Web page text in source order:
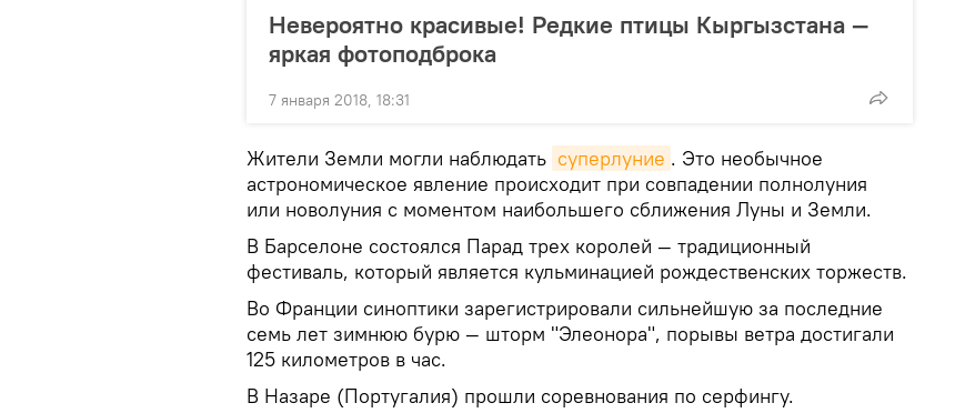
Невероятно красивые! Редкие птицы Кыргызстана —
яркая фотоподброка
7 января 2018, 18:31
Жители Земли могли наблюдать суперлуние . Это необычное
астрономическое явление происходит при совпадении полнолуния
или новолуния с моментом наибольшего сближения Луны и Земли.
В Барселоне состоялся Парад трех королей — традиционный
фестиваль, который является кульминацией рождественских торжеств.
Во Франции синоптики зарегистрировали сильнейшую за последние
семь лет зимнюю бурю — шторм "Элеонора", порывы ветра достигали
125 километров в час.
В Назаре (Португалия) прошли соревнования по серфингу.